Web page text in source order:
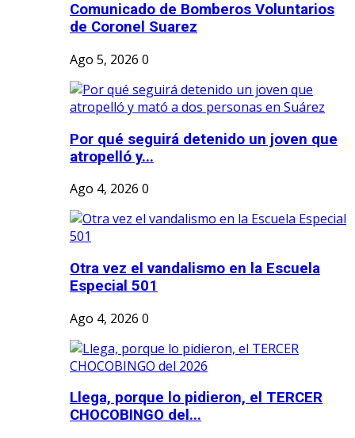
Comunicado de Bomberos Voluntarios
de Coronel Suarez
Ago 5, 2026 0
Por qué seguirá detenido un joven que
atropelló y...
Ago 4, 2026 0
Otra vez el vandalismo en la Escuela
Especial 501
Ago 4, 2026 0
Llega, porque lo pidieron, el TERCER
CHOCOBINGO del...